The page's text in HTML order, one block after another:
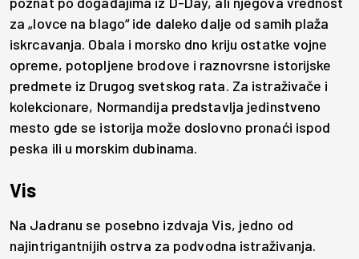
za „lovce na blago“ ide daleko dalje od samih plaža
iskrcavanja. Obala i morsko dno kriju ostatke vojne
opreme, potopljene brodove i raznovrsne istorijske
predmete iz Drugog svetskog rata. Za istraživače i
kolekcionare, Normandija predstavlja jedinstveno
mesto gde se istorija može doslovno pronaći ispod
peska ili u morskim dubinama.
Vis
Na Jadranu se posebno izdvaja Vis, jedno od
najintrigantnijih ostrva za podvodna istraživanja.